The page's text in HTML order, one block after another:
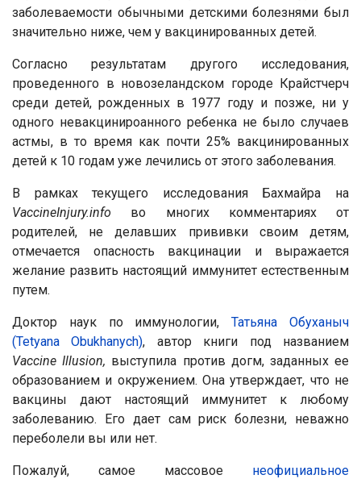
заболеваемости обычными детскими болезнями был
значительно ниже, чем у вакцинированных детей.
Согласно результатам другого исследования,
проведенного в новозеландском городе Крайстчерч
среди детей, рожденных в 1977 году и позже, ни у
одного невакцинироанного ребенка не было случаев
астмы, в то время как почти 25% вакцинированных
детей к 10 годам уже лечились от этого заболевания.
В рамках текущего исследования Бахмайра на
VaccineInjury.info во многих комментариях от
родителей, не делавших прививки своим детям,
отмечается опасность вакцинации и выражается
желание развить настоящий иммунитет естественным
путем.
Доктор наук по иммунологии,Татьяна Обуханыч
(Tetyana Obukhanych), автор книги под названием
Vaccine Illusion, выступила против догм, заданных ее
образованием и окружением. Она утверждает, что не
вакцины дают настоящий иммунитет к любому
заболеванию. Его дает сам риск болезни, неважно
переболели вы или нет.
Пожалуй, самое массовое неофициальное